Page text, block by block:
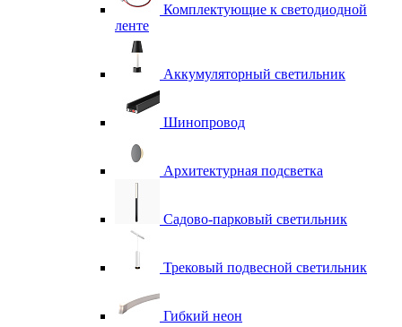
Комплектующие к светодиодной
ленте
Аккумуляторный светильник
Шинопровод
Архитектурная подсветка
Садово-парковый светильник
Трековый подвесной светильник
Гибкий неон